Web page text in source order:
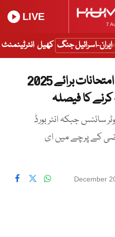
7
LIVE
ایران-اسرائیل جنگ کھیل انٹرٹینمنٹ
کراچی،میٹرک اور انٹر کے امتحانات برائے 2025
کا فیصلہ
سائنس جبکہ انٹر بورڈ
کے پرچے میں ای
December